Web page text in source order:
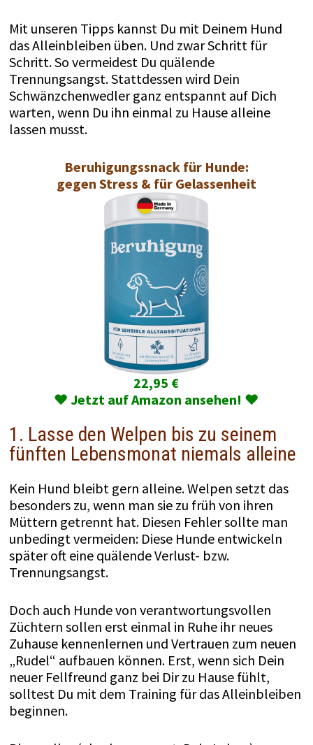
Mit unseren Tipps kannst Du mit Deinem Hund
das Alleinbleiben üben. Und zwar Schritt für
Schritt. So vermeidest Du quälende
Trennungsangst. Stattdessen wird Dein
Schwänzchenwedler ganz entspannt auf Dich
warten, wenn Du ihn einmal zu Hause alleine
lassen musst.
Beruhigungssnack für Hunde:
gegen Stress & für Gelassenheit
22,95 €
♥️ Jetzt auf Amazon ansehen! ♥️
1. Lasse den Welpen bis zu seinem
fünften Lebensmonat niemals alleine
Kein Hund bleibt gern alleine. Welpen setzt das
besonders zu, wenn man sie zu früh von ihren
Müttern getrennt hat. Diesen Fehler sollte man
unbedingt vermeiden: Diese Hunde entwickeln
später oft eine quälende Verlust- bzw.
Trennungsangst.
Doch auch Hunde von verantwortungsvollen
Züchtern sollen erst einmal in Ruhe ihr neues
Zuhause kennenlernen und Vertrauen zum neuen
„Rudel“ aufbauen können. Erst, wenn sich Dein
neuer Fellfreund ganz bei Dir zu Hause fühlt,
solltest Du mit dem Training für das Alleinbleiben
beginnen.